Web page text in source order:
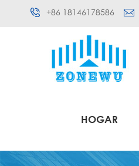
+86 18146178586
HOGAR